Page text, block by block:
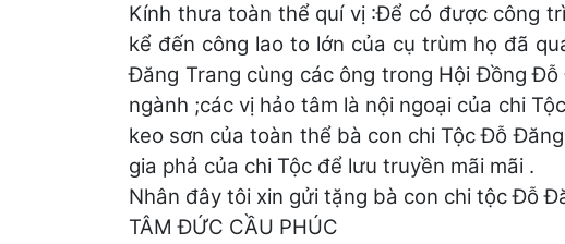
Kính thưa toàn thể quí vị :Để có được công
kể đến công lao to lớn của cụ trùm họ đã
Đăng Trang cùng các ông trong Hội Đồng
ngành ;các vị hảo tâm là nội ngoại của chi
keo sơn của toàn thể bà con chi Tộc Đỗ
gia phả của chi Tộc để lưu truyền mãi mãi .
Nhân đây tôi xin gửi tặng bà con chi tộc Đỗ
TÂM ĐỨC CẦU PHÚC